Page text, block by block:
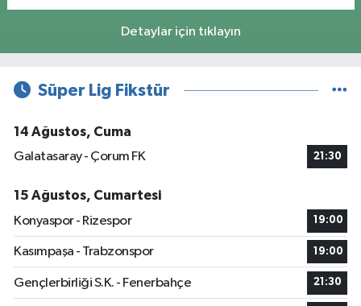
Detaylar için tıklayın
Süper Lig Fikstür
14 Ağustos, Cuma
Galatasaray - Çorum FK
21:30
15 Ağustos, Cumartesi
Konyaspor - Rizespor
19:00
Kasımpaşa - Trabzonspor 19:00
Gençlerbirliği S.K. - Fenerbahçe 21:30